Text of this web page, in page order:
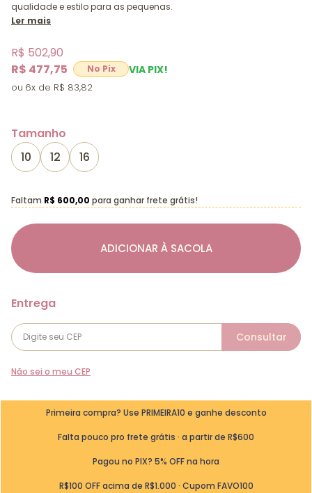
qualidade e estilo para as pequenas.
Ler mais
R$ 477,75 VIA PIX!
R$ 502,90
6x R$ 83,82
Tamanho
10
12 16
ADICIONAR À SACOLA
Faltam R$ 600,00 para ganhar frete grátis!
Não sei o meu CEP
Primeira compra? Use PRIMEIRA10 e ganhe desconto
Falta pouco pro frete grátis · a partir de R$600
Pagou no PIX? 5% OFF na hora
R$100 OFF acima de R$1.000 · Cupom FAVO100